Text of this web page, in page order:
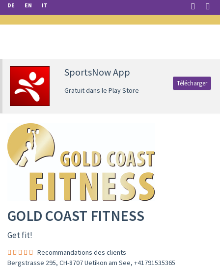
DE EN IT
SportsNow App
Gratuit dans le Play Store
Télécharger
GOLD COAST FITNESS
Get fit!
Recommandations des clients
Bergstrasse 295, CH-8707 Uetikon am See, +41791535365